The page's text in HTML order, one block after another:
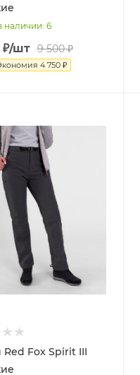
наличии: 6
/шт 9 500₽
4 750₽
Fox Spirit III